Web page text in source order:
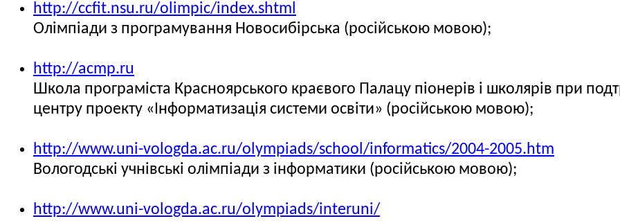
http://ccfit.nsu.ru/olimpic/index.shtml
Олімпіади з програмування Новосибірська (російською мовою);
http://acmp.ru
Школа програміста Красноярського краєвого Палацу піонерів і школярів при
центру проекту «Інформатизація системи освіти» (російською мовою);
http://www.uni-vologda.ac.ru/olympiads/school/informatics/2004-2005.htm
Вологодські учнівські олімпіади з інформатики (російською мовою);
http://www.uni-vologda.ac.ru/olympiads/interuni/